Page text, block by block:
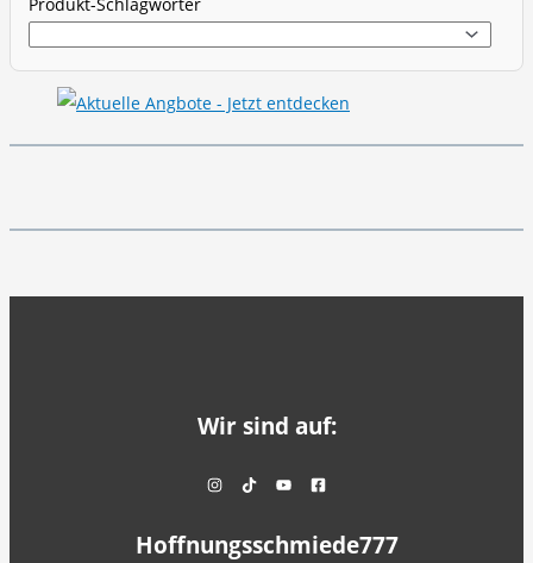
Wir sind auf:
Hoffnungsschmiede777